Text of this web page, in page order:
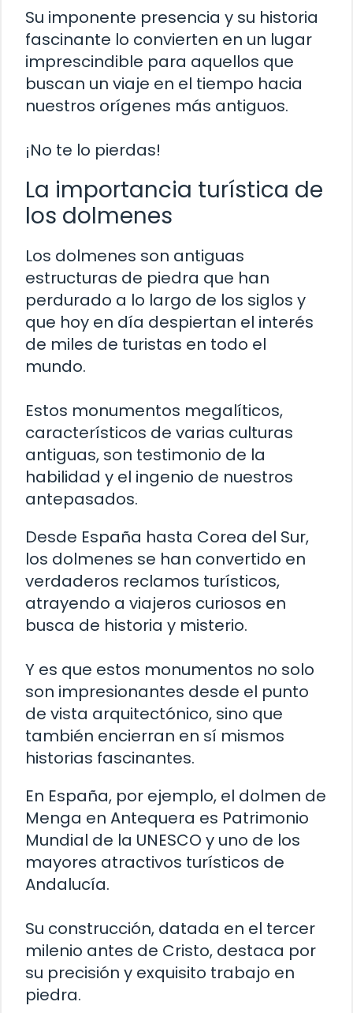
Su imponente presencia y su historia
fascinante lo convierten en un lugar
imprescindible para aquellos que
buscan un viaje en el tiempo hacia
nuestros orígenes más antiguos.
¡No te lo pierdas!
La importancia turística de
los dolmenes
Los dolmenes son antiguas
estructuras de piedra que han
perdurado a lo largo de los siglos y
que hoy en día despiertan el interés
de miles de turistas en todo el
mundo.
Estos monumentos megalíticos,
característicos de varias culturas
antiguas, son testimonio de la
habilidad y el ingenio de nuestros
antepasados.
Desde España hasta Corea del Sur,
los dolmenes se han convertido en
verdaderos reclamos turísticos,
atrayendo a viajeros curiosos en
busca de historia y misterio.
Y es que estos monumentos no solo
son impresionantes desde el punto
de vista arquitectónico, sino que
también encierran en sí mismos
historias fascinantes.
En España, por ejemplo, el dolmen de
Menga en Antequera es Patrimonio
Mundial de la UNESCO y uno de los
mayores atractivos turísticos de
Andalucía.
Su construcción, datada en el tercer
milenio antes de Cristo, destaca por
su precisión y exquisito trabajo en
piedra.